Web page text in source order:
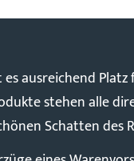
ausreichend
stehen alle
Schatten des